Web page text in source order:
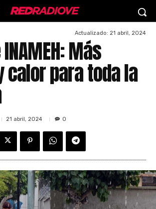
Actualizado: 21 abril, 2024
Más
calor para toda la
21 abril, 2024 0